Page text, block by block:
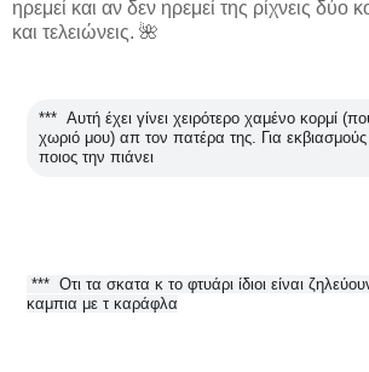
ηρεμεί και αν δεν ηρεμεί της ρίχνεις δύο
και τελειώνεις. 🌺
*** Αυτή έχει γίνει χειρότερο χαμένο κορμί
χωριό μου) απ τον πατέρα της. Για εκβιασμούς
ποιος την πιάνει
*** Οτι τα σκατα κ το φτυάρι ίδιοι είναι
καμπια με τ καράφλα